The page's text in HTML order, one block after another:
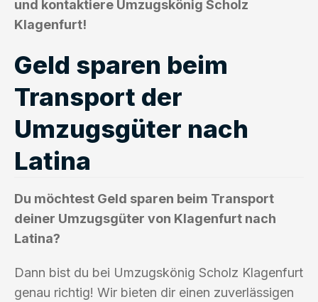
und kontaktiere Umzugskönig Scholz
Klagenfurt!
Geld sparen beim
Transport der
Umzugsgüter nach
Latina
Du möchtest Geld sparen beim Transport
deiner Umzugsgüter von Klagenfurt nach
Latina?
Dann bist du bei Umzugskönig Scholz Klagenfurt
genau richtig! Wir bieten dir einen zuverlässigen